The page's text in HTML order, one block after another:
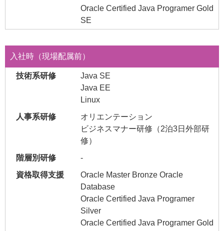
Oracle Certified Java Programer Gold
SE
入社時（現場配属前）
Java SE
Java EE
Linux
オリエンテーション
ビジネスマナー研修（2泊3日外部研
修）
-
Oracle Master Bronze Oracle
Database
Oracle Certified Java Programer
Silver
Oracle Certified Java Programer Gold